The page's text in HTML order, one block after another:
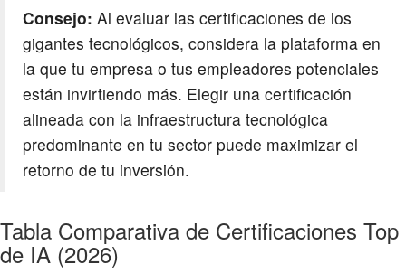
Consejo: Al evaluar las certificaciones de los
gigantes tecnológicos, considera la plataforma en
la que tu empresa o tus empleadores potenciales
están invirtiendo más. Elegir una certificación
alineada con la infraestructura tecnológica
predominante en tu sector puede maximizar el
retorno de tu inversión.
Tabla Comparativa de Certificaciones Top
de IA (2026)